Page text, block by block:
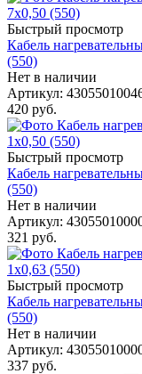
Быстрый просмотр
Кабель
(550)
Нет в наличии
Артикул:
420 руб.
Быстрый просмотр
Кабель
(550)
Нет в наличии
Артикул:
321 руб.
Быстрый просмотр
Кабель
(550)
Нет в наличии
Артикул:
337 руб.